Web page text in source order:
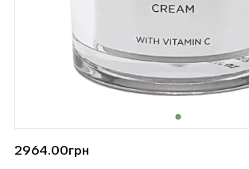
2964.00грн